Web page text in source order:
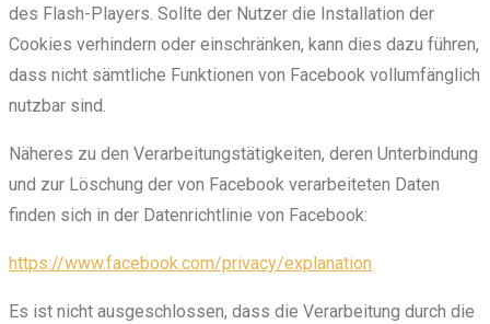
des Flash-Players. Sollte der Nutzer die Installation der
Cookies verhindern oder einschränken, kann dies dazu führen,
dass nicht sämtliche Funktionen von Facebook vollumfänglich
nutzbar sind.
Näheres zu den Verarbeitungstätigkeiten, deren Unterbindung
und zur Löschung der von Facebook verarbeiteten Daten
finden sich in der Datenrichtlinie von Facebook:
https://www.facebook.com/privacy/explanation
Es ist nicht ausgeschlossen, dass die Verarbeitung durch die